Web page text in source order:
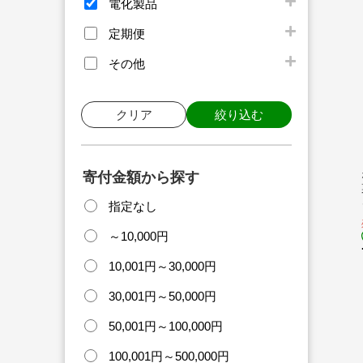
電化製品
定期便
その他
クリア 絞り込む
寄付金額から探す
指定なし
～10,000円
10,001円～30,000円
30,001円～50,000円
50,001円～100,000円
100,001円～500,000円